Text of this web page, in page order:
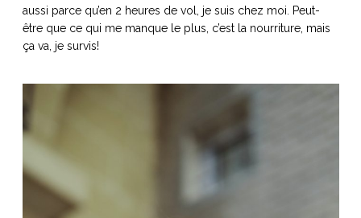
aussi parce qu’en 2 heures de vol, je suis chez moi. Peut-
être que ce qui me manque le plus, c’est la nourriture, mais
ça va, je survis!